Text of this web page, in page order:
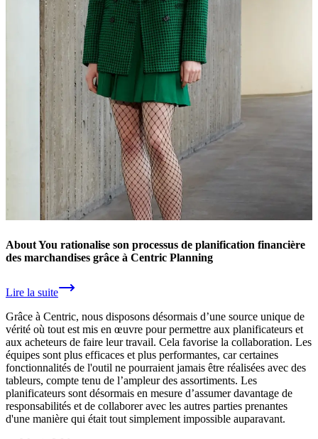
About You rationalise son processus de planification financière
des marchandises grâce à Centric Planning
Lire la suite
Grâce à Centric, nous disposons désormais d’une source unique de
vérité où tout est mis en œuvre pour permettre aux planificateurs et
aux acheteurs de faire leur travail. Cela favorise la collaboration. Les
équipes sont plus efficaces et plus performantes, car certaines
fonctionnalités de l'outil ne pourraient jamais être réalisées avec des
tableurs, compte tenu de l’ampleur des assortiments. Les
planificateurs sont désormais en mesure d’assumer davantage de
responsabilités et de collaborer avec les autres parties prenantes
d'une manière qui était tout simplement impossible auparavant.